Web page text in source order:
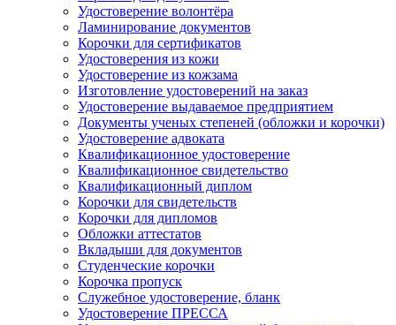
Удостоверение волонтёра
Ламинирование документов
Корочки для сертификатов
Удостоверения из кожи
Удостоверение из кожзама
Изготовление удостоверений на заказ
Удостоверение выдаваемое предприятием
Документы ученых степеней (обложки и корочки)
Удостоверение адвоката
Квалификационное удостоверение
Квалификационное свидетельство
Квалификационный диплом
Корочки для свидетельств
Корочки для дипломов
Обложки аттестатов
Вкладыши для документов
Студенческие корочки
Корочка пропуск
Служебное удостоверение, бланк
Удостоверение ПРЕССА